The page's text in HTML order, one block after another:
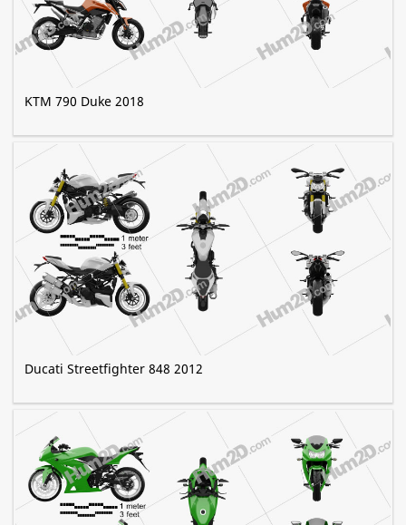
KTM 790 Duke 2018
Ducati Streetfighter 848 2012